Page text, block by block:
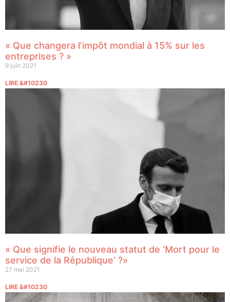
« Que changera l’impôt mondial à 15% sur les
entreprises ? »
9 juin 2021
LIRE &#10230
« Que signifie le nouveau statut de ‘Mort pour le
service de la République’ ?»
27 mai 2021
LIRE &#10230